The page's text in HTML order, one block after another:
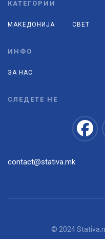
КАТЕГОРИИ
МАКЕДОНИЈА СВЕТ
ИНФО
ЗА НАС
СЛЕДЕТЕ НЕ
contact@stativa.mk
© 2024